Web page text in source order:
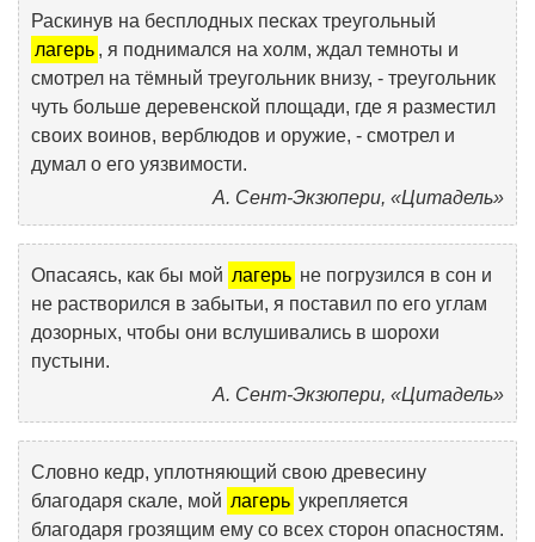
Раскинув на бесплодных песках треугольный
лагерь , я поднимался на холм, ждал темноты и
смотрел на тёмный треугольник внизу, - треугольник
чуть больше деревенской площади, где я разместил
своих воинов, верблюдов и оружие, - смотрел и
думал о его уязвимости.
А. Сент-Экзюпери, «Цитадель»
Опасаясь, как бы мой лагерь не погрузился в сон и
не растворился в забытьи, я поставил по его углам
дозорных, чтобы они вслушивались в шорохи
пустыни.
А. Сент-Экзюпери, «Цитадель»
Словно кедр, уплотняющий свою древесину
благодаря скале, мой лагерь укрепляется
благодаря грозящим ему со всех сторон опасностям.